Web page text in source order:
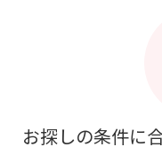
お探しの条件に